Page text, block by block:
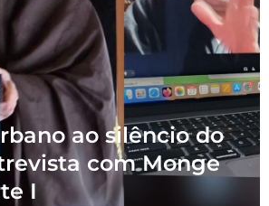
ao silêncio do
com Monge
I